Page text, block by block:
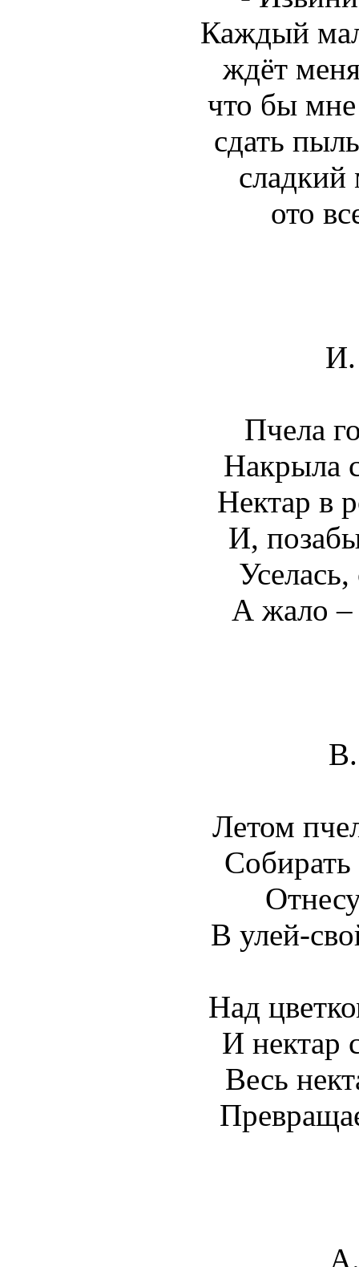
Каждый
ждёт
что бы
сдать
сладкий
ото
И.
Пчела
Накрыла
Нектар в
И,
А жало –
Летом
Собирать
В улей-
Над
И нектар
Весь